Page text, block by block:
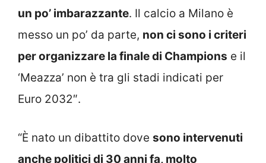
un po’ imbarazzante. Il calcio a Milano è
messo un po’ da parte, non ci sono i criteri
per organizzare la finale di Champions e il
‘Meazza’ non è tra gli stadi indicati per
Euro 2032″.
“È nato un dibattito dove sono intervenuti
anche politici di 30 anni fa, molto